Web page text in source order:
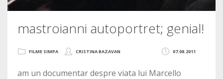
mastroianni autoportret; genial!
07.08.2011
FILME SIMPA CRISTINA BAZAVAN
am un documentar despre viata lui Marcello